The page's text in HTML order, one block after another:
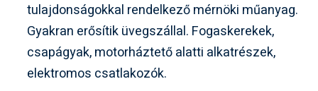
tulajdonságokkal rendelkező mérnöki műanyag.
Gyakran erősítik üvegszállal. Fogaskerekek,
csapágyak, motorháztető alatti alkatrészek,
elektromos csatlakozók.